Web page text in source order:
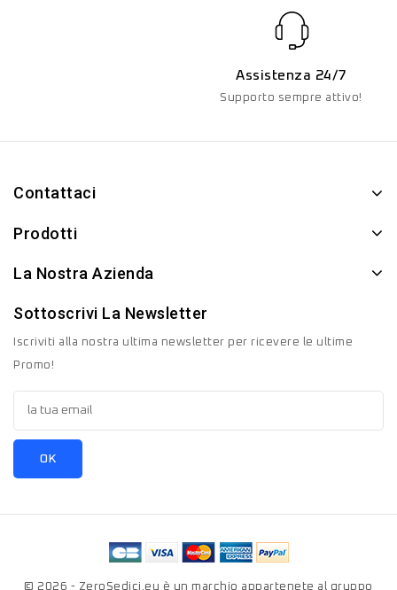
Assistenza 24/7
Supporto sempre attivo!
Contattaci
Prodotti
La Nostra Azienda
Sottoscrivi La Newsletter
Iscriviti alla nostra ultima newsletter per ricevere le ultime
Promo!
© 2026 - ZeroSedici.eu è un marchio appartenete al gruppo